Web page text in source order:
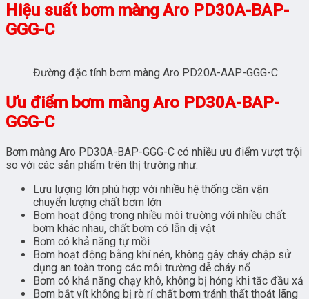
Hiệu suất bơm màng Aro PD30A-BAP-
GGG-C
Đường đặc tính bơm màng Aro PD20A-AAP-GGG-C
Ưu điểm bơm màng Aro PD30A-BAP-
GGG-C
Bơm màng Aro PD30A-BAP-GGG-C có nhiều ưu điểm vượt trội
so với các sản phẩm trên thị trường như:
Lưu lượng lớn phù hợp với nhiều hệ thống cần vận
chuyển lượng chất bơm lớn
Bơm hoạt động trong nhiều môi trường với nhiều chất
bơm khác nhau, chất bơm có lẫn dị vật
Bơm có khả năng tự mồi
Bơm hoạt động bằng khí nén, không gây cháy chập sử
dụng an toàn trong các môi trường dễ cháy nổ
Bơm có khả năng chạy khô, không bị hỏng khi tắc đầu xả
Bơm bắt vít không bị rò rỉ chất bơm tránh thất thoát lãng